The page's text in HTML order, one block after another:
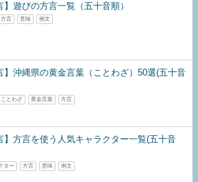
】遊びの方言一覧（五十音順）
方言 意味 例文
】沖縄県の黄金言葉（ことわざ）50選(五十音
ことわざ 黄金言葉 方言
】方言を使う人気キャラクター一覧(五十音
ター 方言 意味 例文